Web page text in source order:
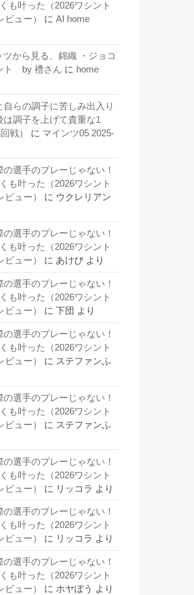
も叶った（2026ワシント
ュー）
に AI home
から見る、錦織 ・ジョコ
ト by 禮さん に home
らの調子に苦しみ出入り
調子を上げて貴重な1
戦）
に マインツ05 2025-
の選手のプレーじゃない！
も叶った（2026ワシント
ュー）
に ウクレリアン
の選手のプレーじゃない！
も叶った（2026ワシント
ュー）
に あけび より
の選手のプレーじゃない！
も叶った（2026ワシント
ュー）
に 下団 より
の選手のプレーじゃない！
も叶った（2026ワシント
ュー）
に ステファンふ
の選手のプレーじゃない！
も叶った（2026ワシント
ュー）
に ステファンふ
の選手のプレーじゃない！
も叶った（2026ワシント
ュー）
に リッコラ より
の選手のプレーじゃない！
も叶った（2026ワシント
ュー）
に リッコラ より
の選手のプレーじゃない！
も叶った（2026ワシント
ュー）
に ホヤぼう より